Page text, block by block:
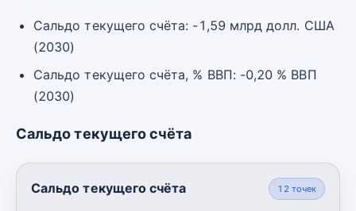
Сальдо текущего счёта: -1,59 млрд долл. США
(2030)
Сальдо текущего счёта, % ВВП: -0,20 % ВВП
(2030)
Сальдо текущего счёта
Сальдо текущего счёта 12 точек